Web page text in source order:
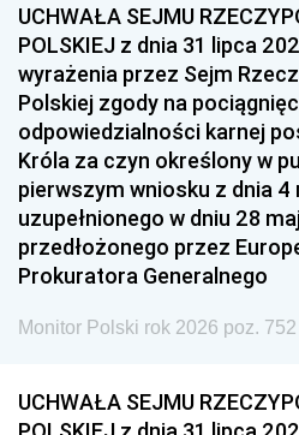
UCHWAŁA SEJMU
POLSKIEJ z dnia 31 lipca
wyrażenia przez Sejm
Polskiej zgody na
odpowiedzialności karnej
Króla za czyn określony w
pierwszym wniosku z dnia 4
uzupełnionego w dniu 28
przedłożonego przez
Prokuratora Generalnego
Monitor Polski rok 2026 poz. 752
UCHWAŁA SEJMU